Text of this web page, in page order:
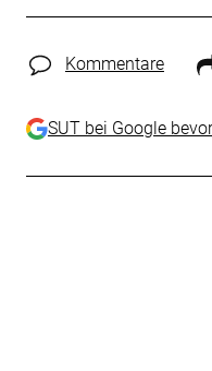
Kommentare
SUT bei Google